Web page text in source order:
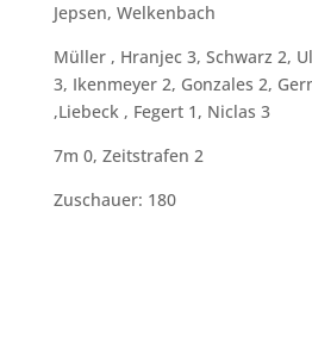
Jepsen, Welkenbach
Müller , Hranjec 3, Schwarz 2,
3, Ikenmeyer 2, Gonzales 2,
,Liebeck , Fegert 1, Niclas 3
7m 0, Zeitstrafen 2
Zuschauer: 180